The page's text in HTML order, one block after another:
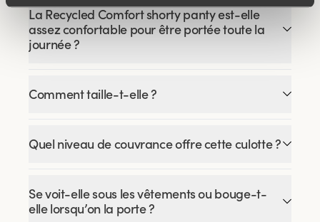
La Recycled Comfort shorty panty est-elle
assez confortable pour être portée toute la
journée ?
Comment taille-t-elle ?
Quel niveau de couvrance offre cette culotte ?
Se voit-elle sous les vêtements ou bouge-t-
elle lorsqu’on la porte ?